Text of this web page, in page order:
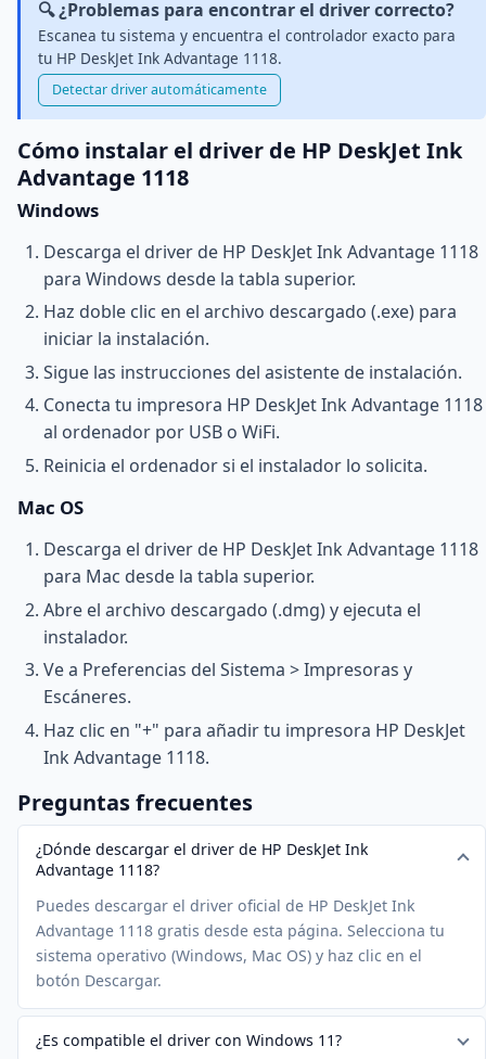
🔍 ¿Problemas para encontrar el driver correcto?
Escanea tu sistema y encuentra el controlador exacto para
tu HP DeskJet Ink Advantage 1118.
Detectar driver automáticamente
Cómo instalar el driver de HP DeskJet Ink
Advantage 1118
Windows
Descarga el driver de HP DeskJet Ink Advantage 1118
para Windows desde la tabla superior.
Haz doble clic en el archivo descargado (.exe) para
iniciar la instalación.
Sigue las instrucciones del asistente de instalación.
Conecta tu impresora HP DeskJet Ink Advantage 1118
al ordenador por USB o WiFi.
Reinicia el ordenador si el instalador lo solicita.
Mac OS
Descarga el driver de HP DeskJet Ink Advantage 1118
para Mac desde la tabla superior.
Abre el archivo descargado (.dmg) y ejecuta el
instalador.
Ve a Preferencias del Sistema > Impresoras y
Escáneres.
Haz clic en "+" para añadir tu impresora HP DeskJet
Ink Advantage 1118.
Preguntas frecuentes
¿Dónde descargar el driver de HP DeskJet Ink
Advantage 1118?
Puedes descargar el driver oficial de HP DeskJet Ink
Advantage 1118 gratis desde esta página. Selecciona tu
sistema operativo (Windows, Mac OS) y haz clic en el
botón Descargar.
¿Es compatible el driver con Windows 11?